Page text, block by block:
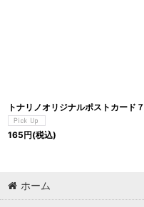
トナリノオリジナルポストカード７
165円(税込)
ホーム